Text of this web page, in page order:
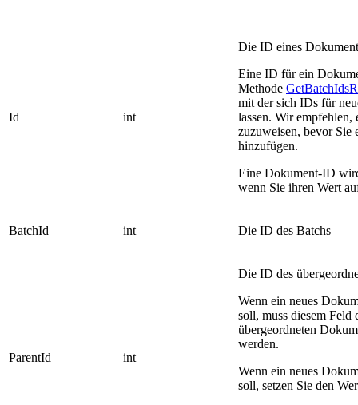
Id int
Die ID eines
Eine ID für ein
Methode
mit der sich IDs für
lassen. Wir
zuzuweisen, bevor Sie
hinzufügen.
Eine Dokument-ID
wenn Sie ihren Wert
BatchId int Die ID des Batchs
ParentId int
Die ID des
Wenn ein neues
soll, muss diesem Feld
übergeordneten
werden.
Wenn ein neues
soll, setzen Sie den